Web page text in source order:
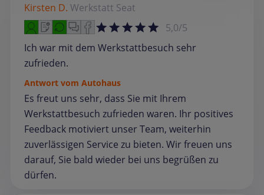
Kirsten D. Werkstatt Seat
5,0/5
Ich war mit dem Werkstattbesuch sehr
zufrieden.
Antwort vom Autohaus
Es freut uns sehr, dass Sie mit Ihrem
Werkstattbesuch zufrieden waren. Ihr positives
Feedback motiviert unser Team, weiterhin
zuverlässigen Service zu bieten. Wir freuen uns
darauf, Sie bald wieder bei uns begrüßen zu
dürfen.